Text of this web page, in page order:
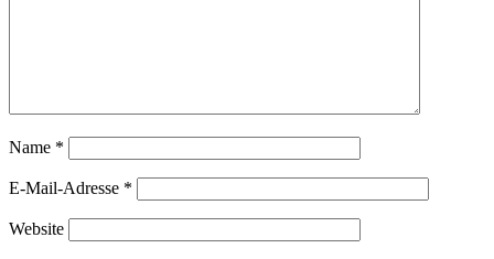
Name *
E-Mail-Adresse *
Website